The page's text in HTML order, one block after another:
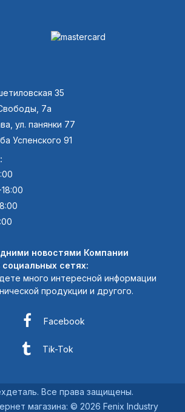
35
7а
ул. панянки 77
Успенского 91
новостями Компании
сетях:
много интересной информации
продукции и другого.
Facebook
Tik-Tok
Все права защищены.
магазина: © 2026 Fenix Industry